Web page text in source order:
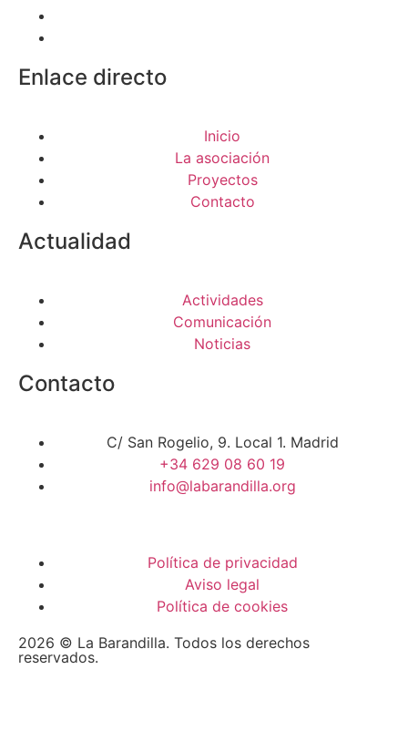
Enlace directo
Inicio
La asociación
Proyectos
Contacto
Actualidad
Actividades
Comunicación
Noticias
Contacto
C/ San Rogelio, 9. Local 1. Madrid
+34 629 08 60 19
info@labarandilla.org
2026 © La Barandilla. Todos los derechos
reservados.
Política de privacidad
Aviso legal
Política de cookies